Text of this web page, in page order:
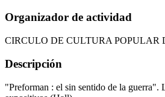
Organizador de actividad
CIRCULO DE CULTURA POPULAR
Descripción
"Preforman : el sin sentido de la